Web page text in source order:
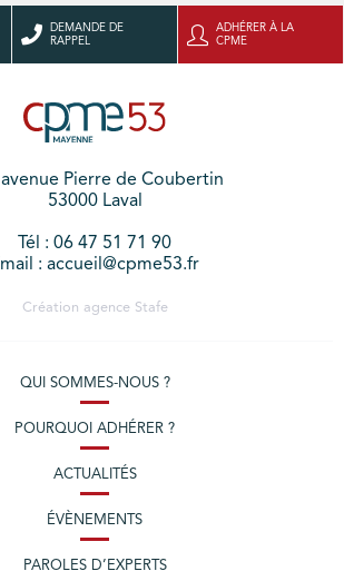
DEMANDE DE
RAPPEL
ADHÉRER À LA
CPME
Pierre de Coubertin
53000 Laval
Tél : 06 47 51 71 90
: accueil@cpme53.fr
Création agence Stafe
QUI SOMMES-NOUS ?
POURQUOI ADHÉRER ?
ACTUALITÉS
ÉVÈNEMENTS
PAROLES D’EXPERTS